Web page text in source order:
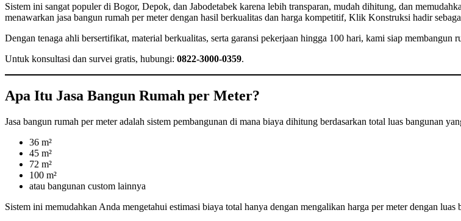
Sistem ini sangat populer di Bogor, Depok, dan Jabodetabek karena lebih transparan, mudah dihitung, dan
menawarkan jasa bangun rumah per meter dengan hasil berkualitas dan harga kompetitif, Klik Konstruksi hadir
Dengan tenaga ahli bersertifikat, material berkualitas, serta garansi pekerjaan hingga 100 hari, kami siap membangun
Untuk konsultasi dan survei gratis, hubungi: 0822-3000-0359.
Apa Itu Jasa Bangun Rumah per Meter?
Jasa bangun rumah per meter adalah sistem pembangunan di mana biaya dihitung berdasarkan total luas bangunan
36 m²
45 m²
72 m²
100 m²
atau bangunan custom lainnya
Sistem ini memudahkan Anda mengetahui estimasi biaya total hanya dengan mengalikan harga per meter dengan luas